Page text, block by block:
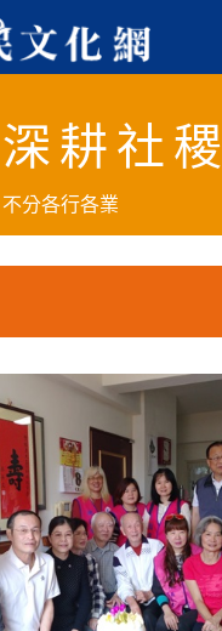
深耕社稷
不分各行各業